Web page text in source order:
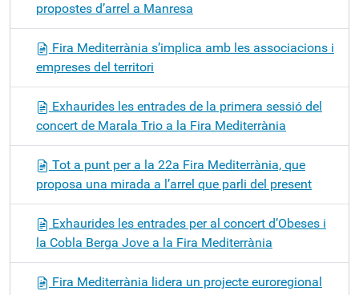
propostes d’arrel a Manresa
Fira Mediterrània s’implica amb les associacions i
empreses del territori
Exhaurides les entrades de la primera sessió del
concert de Marala Trio a la Fira Mediterrània
Tot a punt per a la 22a Fira Mediterrània, que
proposa una mirada a l’arrel que parli del present
Exhaurides les entrades per al concert d’Obeses i
la Cobla Berga Jove a la Fira Mediterrània
Fira Mediterrània lidera un projecte euroregional